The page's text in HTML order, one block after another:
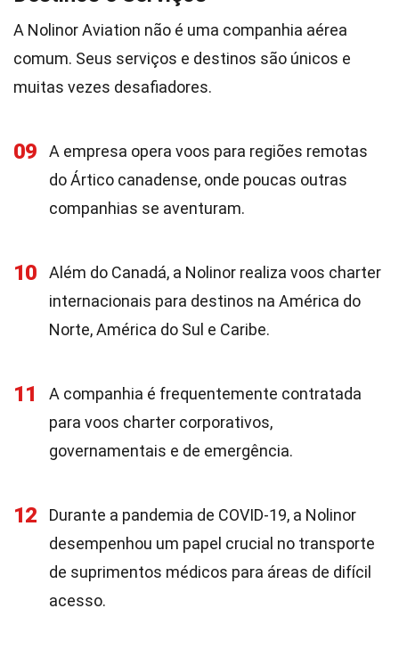
A Nolinor Aviation não é uma companhia aérea
comum. Seus serviços e destinos são únicos e
muitas vezes desafiadores.
09
A empresa opera voos para regiões remotas
do Ártico canadense, onde poucas outras
companhias se aventuram.
10
Além do Canadá, a Nolinor realiza voos charter
internacionais para destinos na América do
Norte, América do Sul e Caribe.
11
A companhia é frequentemente contratada
para voos charter corporativos,
governamentais e de emergência.
12
Durante a pandemia de COVID-19, a Nolinor
desempenhou um papel crucial no transporte
de suprimentos médicos para áreas de difícil
acesso.